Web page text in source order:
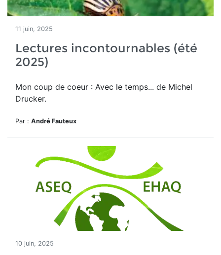
11 juin, 2025
Lectures incontournables (été
2025)
Mon coup de coeur : Avec le temps... de Michel
Drucker.
Par : André Fauteux
10 juin, 2025